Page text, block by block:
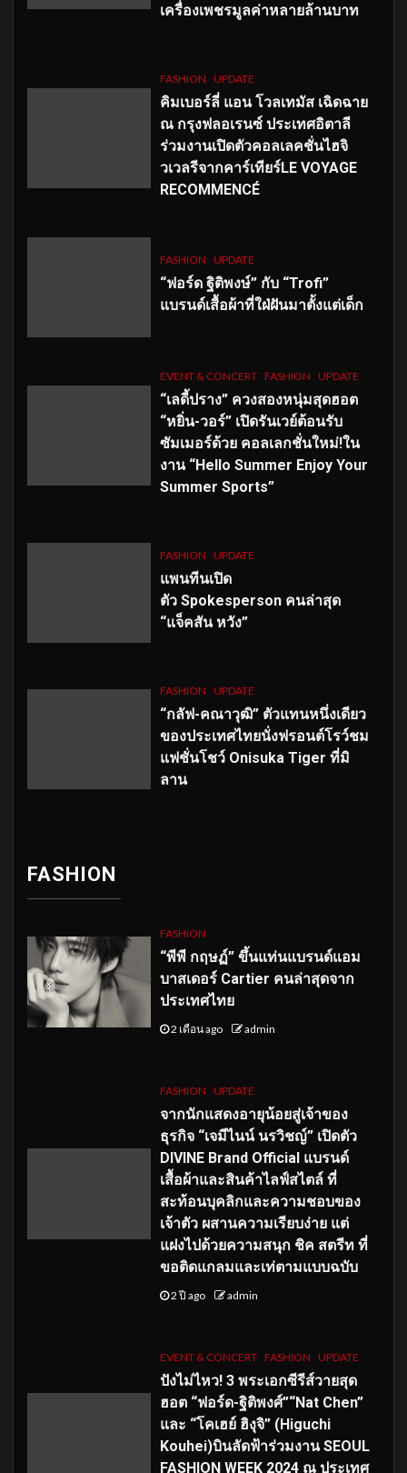
เครื่องเพชรมูลค่าหลายล้านบาท
FASHION UPDATE
คิมเบอร์ลี่ แอน โวลเทมัส เฉิดฉาย
ณ กรุงฟลอเรนซ์ ประเทศอิตาลี
ร่วมงานเปิดตัวคอลเลคชั่นไฮจิ
วเวลรีจากคาร์เทียร์LE VOYAGE
RECOMMENCÉ
FASHION UPDATE
“ฟอร์ด ฐิติพงษ์” กับ “Trofi”
แบรนด์เสื้อผ้าที่ใฝ่ฝันมาตั้งแต่เด็ก
EVENT & CONCERT FASHION UPDATE
“เลดี้ปราง” ควงสองหนุ่มสุดฮอต
“หยิ่น-วอร์” เปิดรันเวย์ต้อนรับ
ซัมเมอร์ด้วย คอลเลกชั่นใหม่!ใน
งาน “Hello Summer Enjoy Your
Summer Sports”
FASHION UPDATE
แพนทีนเปิด
ตัว Spokesperson คนล่าสุด
“แจ็คสัน หวัง”
FASHION UPDATE
“กลัฟ-คณาวุฒิ” ตัวแทนหนึ่งเดียว
ของประเทศไทยนั่งฟรอนต์โรว์ชม
แฟชั่นโชว์ Onisuka Tiger ที่มิ
ลาน
FASHION
FASHION
“พีพี กฤษฏ์” ขึ้นแท่นแบรนด์แอม
บาสเดอร์ Cartier คนล่าสุดจาก
ประเทศไทย
2 เดือน ago admin
FASHION UPDATE
จากนักแสดงอายุน้อยสู่เจ้าของ
ธุรกิจ “เจมีไนน์ นรวิชญ์” เปิดตัว
DIVINE Brand Official แบรนด์
เสื้อผ้าและสินค้าไลฟ์สไตล์ ที่
สะท้อนบุคลิกและความชอบของ
เจ้าตัว ผสานความเรียบง่าย แต่
แฝงไปด้วยความสนุก ชิค สตรีท ที่
ขอติดแกลมและเท่ตามแบบฉบับ
2 ปี ago admin
EVENT & CONCERT FASHION UPDATE
ปังไม่ไหว! 3 พระเอกซีรีส์วายสุด
ฮอต “ฟอร์ด-ฐิติพงศ์”“Nat Chen”
และ “โคเฮย์ ฮิงุจิ” (Higuchi
Kouhei)บินลัดฟ้าร่วมงาน SEOUL
FASHION WEEK 2024 ณ ประเทศ